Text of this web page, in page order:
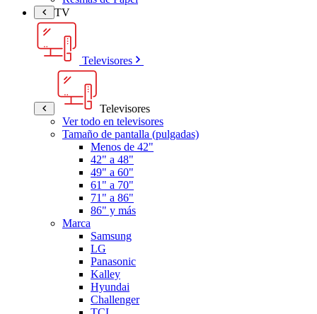
TV
Televisores
Televisores
Ver todo en televisores
Tamaño de pantalla (pulgadas)
Menos de 42"
42" a 48"
49" a 60"
61" a 70"
71" a 86"
86" y más
Marca
Samsung
LG
Panasonic
Kalley
Hyundai
Challenger